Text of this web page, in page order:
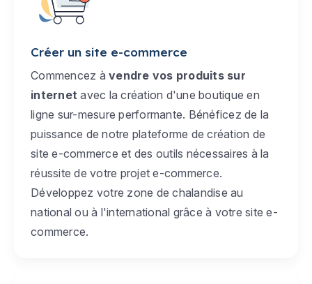
Créer un site e-commerce
Commencez à vendre vos produits sur
internet avec la création d'une boutique en
ligne sur-mesure performante. Bénéficez de la
puissance de notre plateforme de création de
site e-commerce et des outils nécessaires à la
réussite de votre projet e-commerce.
Développez votre zone de chalandise au
national ou à l'international grâce à votre site e-
commerce.